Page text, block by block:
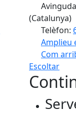
(Catalunya)
Telèfon:
Amplieu
Com
+
−
Escoltar